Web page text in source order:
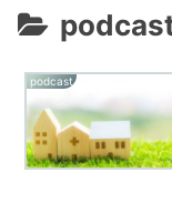
podcast